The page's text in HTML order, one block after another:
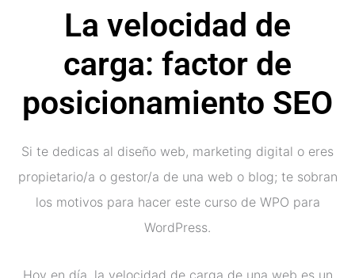
La velocidad de
carga: factor de
posicionamiento SEO
Si te dedicas al diseño web, marketing digital o eres
propietario/a o gestor/a de una web o blog; te sobran
los motivos para hacer este curso de WPO para
WordPress.
Hoy en día, la velocidad de carga de una web es un